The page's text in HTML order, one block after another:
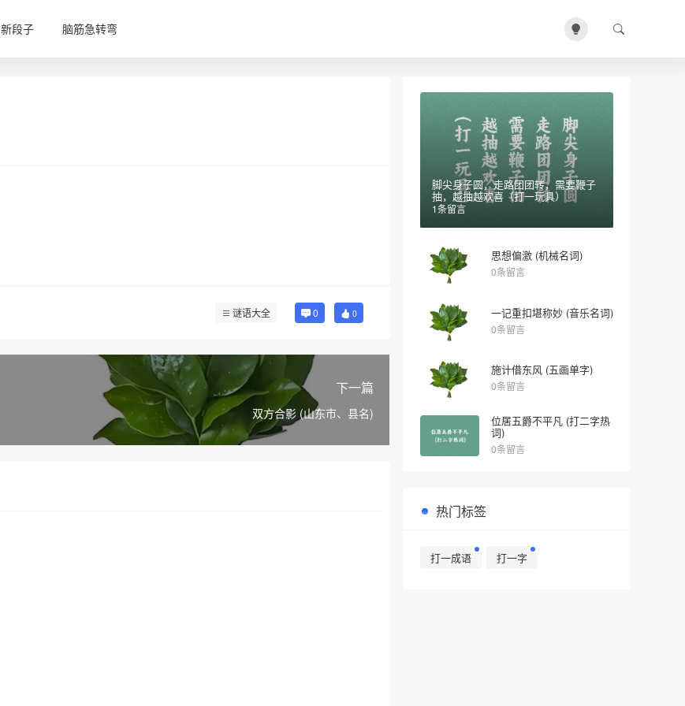
新段子 脑筋急转弯
谜语大全 0 0
下一篇
双方合影 (山东市、县名)
脚尖身子圆，走路团团转，需要鞭子
抽，越抽越欢喜（打一玩具）
1条留言
思想偏激 (机械名词)
0条留言
一记重扣堪称妙 (音乐名词)
0条留言
施计借东风 (五画单字)
0条留言
位居五爵不平凡 (打二字热
词)
0条留言
热门标签
打一成语 打一字